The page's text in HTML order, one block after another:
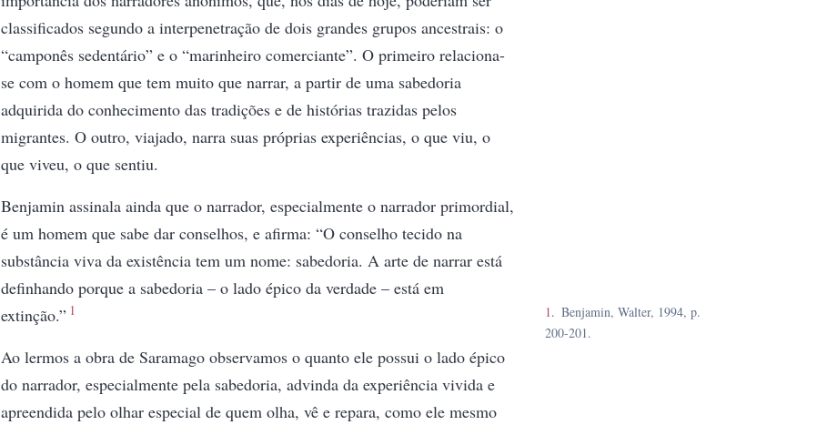
classificados segundo a interpenetração de dois grandes grupos ancestrais: o
“camponês sedentário” e o “marinheiro comerciante”. O primeiro relaciona-
se com o homem que tem muito que narrar, a partir de uma sabedoria
adquirida do conhecimento das tradições e de histórias trazidas pelos
migrantes. O outro, viajado, narra suas próprias experiências, o que viu, o
que viveu, o que sentiu.
Benjamin assinala ainda que o narrador, especialmente o narrador primordial,
é um homem que sabe dar conselhos, e afirma: “O conselho tecido na
substância viva da existência tem um nome: sabedoria. A arte de narrar está
definhando porque a sabedoria – o lado épico da verdade – está em
extinção.” 1
Ao lermos a obra de Saramago observamos o quanto ele possui o lado épico
do narrador, especialmente pela sabedoria, advinda da experiência vivida e
apreendida pelo olhar especial de quem olha, vê e repara, como ele mesmo
1
Benjamin, Walter, 1994, p.
200-201.